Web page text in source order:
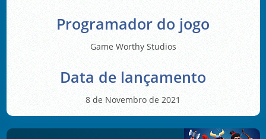
Programador do jogo
Game Worthy Studios
Data de lançamento
8 de Novembro de 2021